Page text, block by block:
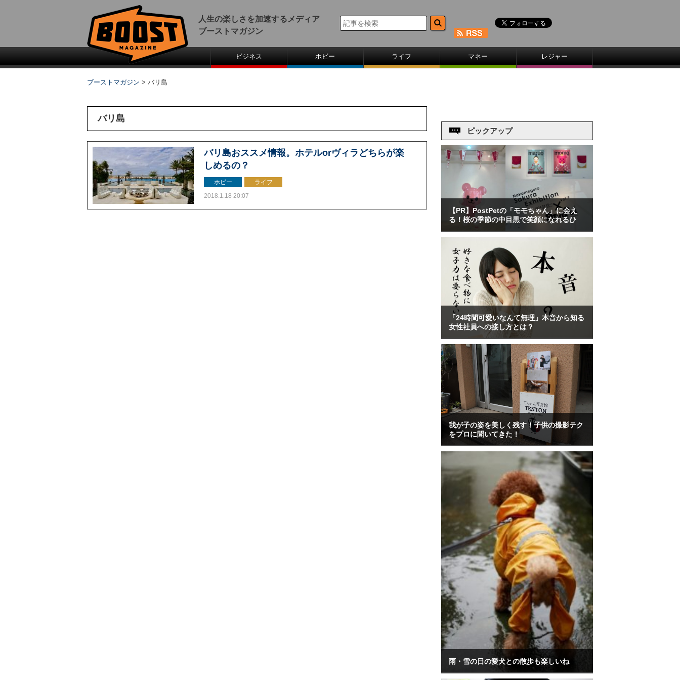
人生の楽しさを加速するメディア
ブーストマガジン
ビジネス ホビー ライフ マネー レジャー
ブーストマガジン > バリ島
バリ島
バリ島おススメ情報。ホテルorヴィラどちらが楽
しめるの？
ホビー
ライフ
2018.1.18 20:07
ピックアップ
【PR】PostPetの「モモちゃん」に会え
る！桜の季節の中目黒で笑顔になれるひ
「24時間可愛いなんて無理」本音から知る
女性社員への接し方とは？
我が子の姿を美しく残す！子供の撮影テク
をプロに聞いてきた！
雨・雪の日の愛犬との散歩も楽しいね